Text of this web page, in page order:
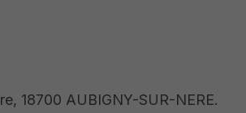
18700 AUBIGNY-SUR-NERE.